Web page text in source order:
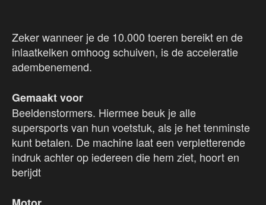
Zeker wanneer je de 10.000 toeren bereikt en de
inlaatkelken omhoog schuiven, is de acceleratie
adembenemend.
Gemaakt voor
Beeldenstormers. Hiermee beuk je alle
supersports van hun voetstuk, als je het tenminste
kunt betalen. De machine laat een verpletterende
indruk achter op iedereen die hem ziet, hoort en
berijdt